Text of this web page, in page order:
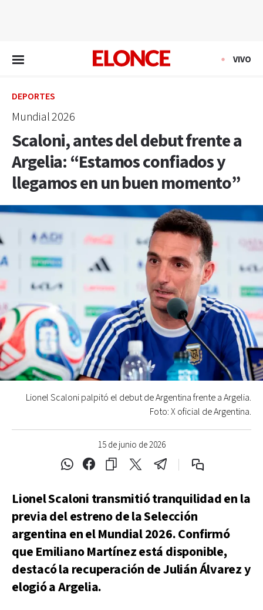
VIVO
DEPORTES
Mundial 2026
Scaloni, antes del debut frente a
Argelia: “Estamos confiados y
llegamos en un buen momento”
15 de junio de 2026
Lionel Scaloni palpitó el debut de Argentina frente a Argelia.
Foto: X oficial de Argentina.
Lionel Scaloni transmitió tranquilidad en la
previa del estreno de la Selección
argentina en el Mundial 2026. Confirmó
que Emiliano Martínez está disponible,
destacó la recuperación de Julián Álvarez y
elogió a Argelia.